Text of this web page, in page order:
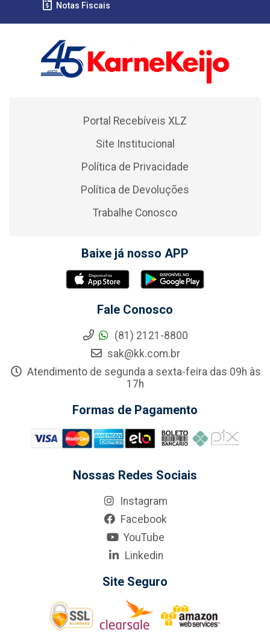
Notas Fiscais
Portal Recebíveis XLZ
Site Institucional
Política de Privacidade
Política de Devoluções
Trabalhe Conosco
Baixe já nosso APP
Fale Conosco
(81) 2121-8800
sak@kk.com.br
Atendimento de segunda a sexta-feira das 09h às
17h
Formas de Pagamento
Nossas Redes Sociais
Instagram
Facebook
YouTube
Linkedin
Site Seguro